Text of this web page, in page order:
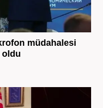
müdahalesi
oldu